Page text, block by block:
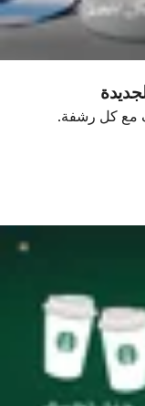
مع كل رشفة.